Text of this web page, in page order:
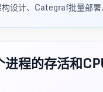
设计、Categraf批量部
进程的存活和